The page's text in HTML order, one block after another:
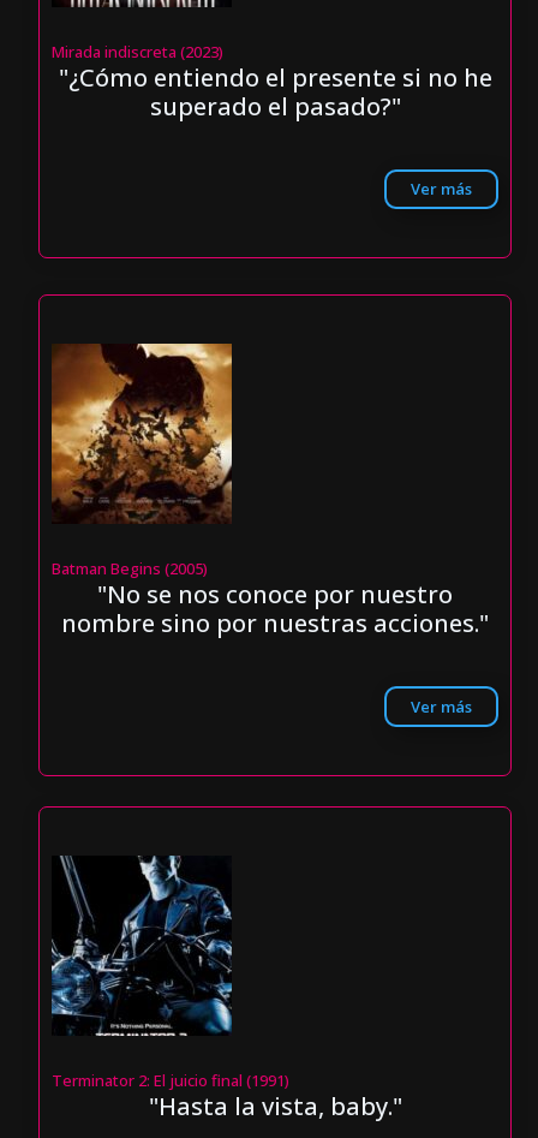
Mirada indiscreta (2023)
"¿Cómo entiendo el presente si no he
superado el pasado?"
Ver más
Batman Begins (2005)
"No se nos conoce por nuestro
nombre sino por nuestras acciones."
Ver más
Terminator 2: El juicio final (1991)
"Hasta la vista, baby."